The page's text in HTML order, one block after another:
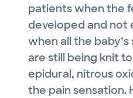
patients when the
developed and not
when all the
are still being knit
epidural, nitrous
the pain sensation.